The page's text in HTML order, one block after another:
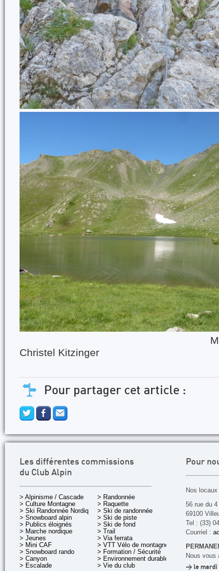
Martine
Christel Kitzinger
Pour partager cet article :
Les différentes commissions
du Club Alpin
> Alpinisme / Cascade
> Culture Montagne
> Ski Randonnée Nordique
> Snowboard alpin
> Publics éloignés
> Marche nordique
> Jeunes
> Mini CAF
> Snowboard rando
> Canyon
> Escalade
> Randonnée
> Raquette
> Ski de randonnée
> Ski de piste
> Ski de fond
> Trail
> Via ferrata
> VTT Vélo de montagne
> Formation / Sécurité
> Environnement durable
> Vie du club
Pour
Nos
56 rue du
69100
Tel : (33)
Courriel :
Nous vous
> le mardi